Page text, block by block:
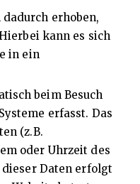
erhoben,
kann es sich
in ein
beim Besuch
erfasst. Das
(z.B.
oder Uhrzeit des
dieser Daten erfolgt